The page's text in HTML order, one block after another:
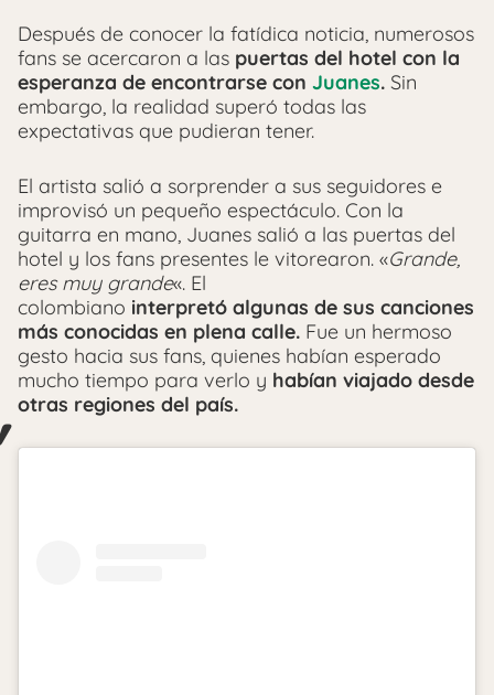
Después de conocer la fatídica noticia, numerosos
fans se acercaron a las puertas del hotel con la
esperanza de encontrarse con Juanes. Sin
embargo, la realidad superó todas las
expectativas que pudieran tener.
El artista salió a sorprender a sus seguidores e
improvisó un pequeño espectáculo. Con la
guitarra en mano, Juanes salió a las puertas del
hotel y los fans presentes le vitorearon. «Grande,
eres muy grande«. El
colombiano interpretó algunas de sus canciones
más conocidas en plena calle. Fue un hermoso
gesto hacia sus fans, quienes habían esperado
mucho tiempo para verlo y habían viajado desde
otras regiones del país.